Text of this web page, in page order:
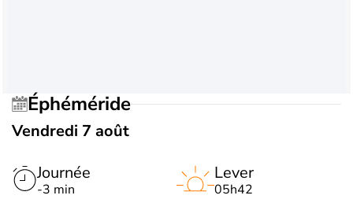
Éphéméride
Vendredi 7 août
Journée
-3 min
Lever
05h42